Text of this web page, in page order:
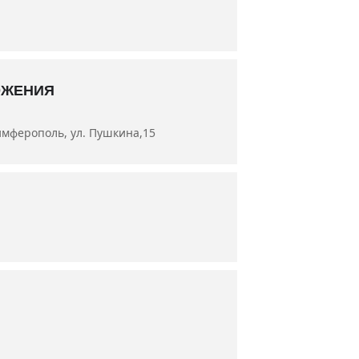
заслуженные артисты Украины
артисты Республики Крым
ул. Пушкина,15